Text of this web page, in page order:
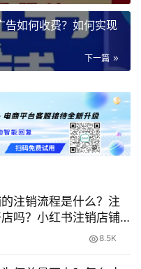
告如何收费？如何实现
下一篇
注销流程是什么？注
吗？小红书注销店铺
8.5K